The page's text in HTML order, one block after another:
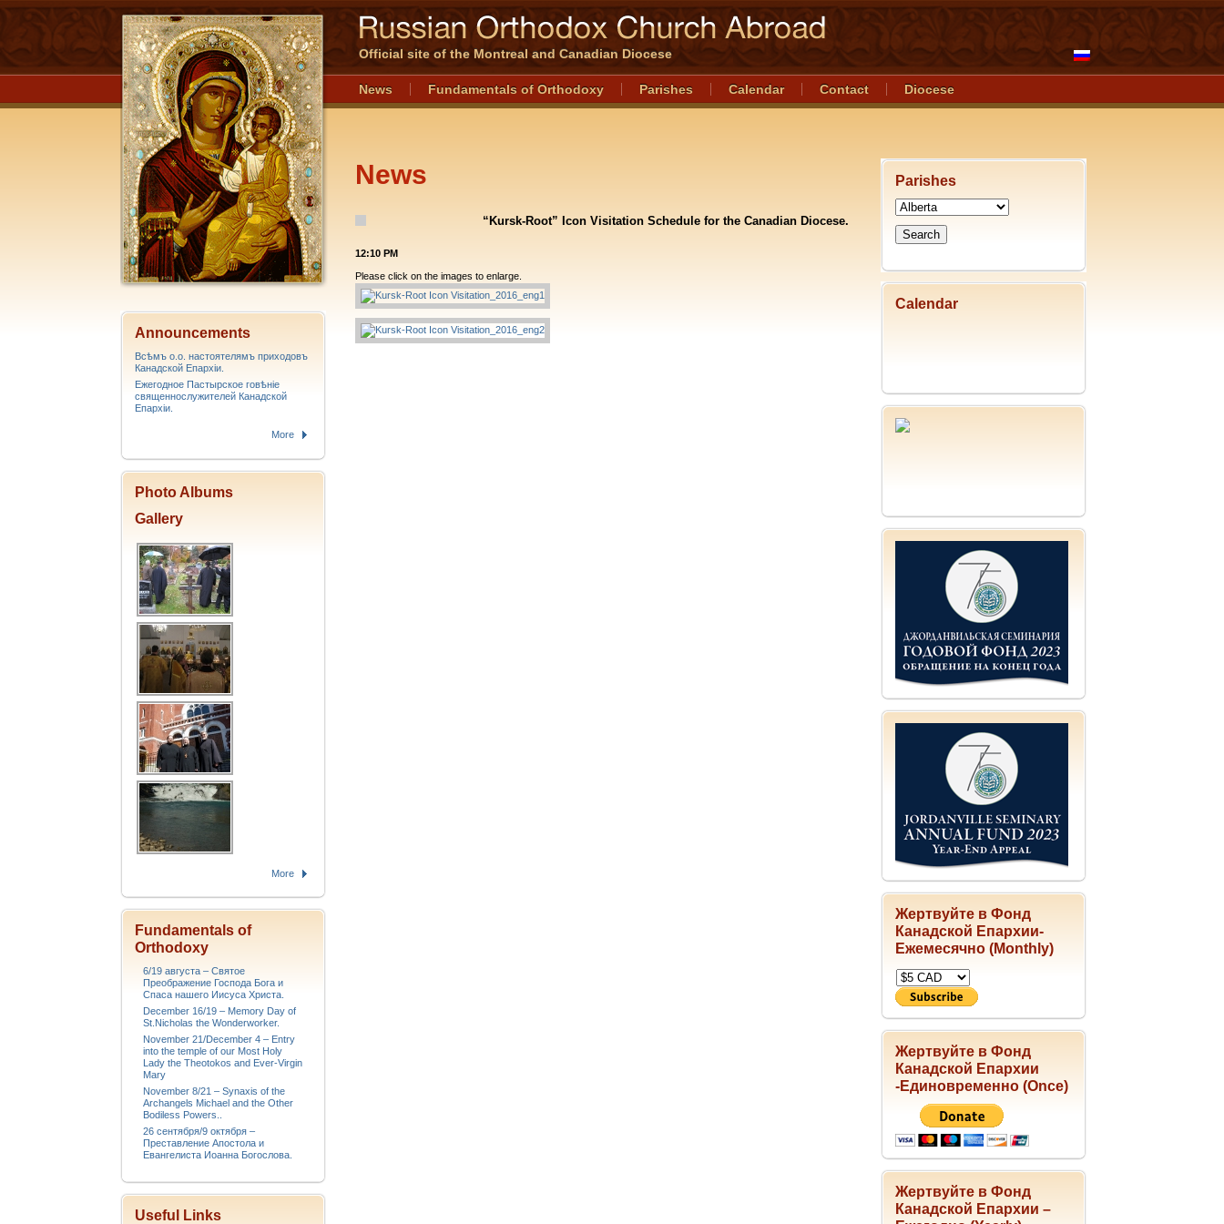
Official site of the Montreal and Canadian Diocese
News Fundamentals of Orthodoxy Parishes Calendar Contact Diocese
Parishes
Calendar
Жертвуйте в Фонд
Канадской Епархии-
Ежемесячно (Monthly)
Жертвуйте в Фонд
Канадской Епархии
-Единовременно (Once)
Жертвуйте в Фонд
Канадской Епархии –
News
“Kursk-Root” Icon Visitation Schedule for the Canadian Diocese.
12:10 PM
Please click on the images to enlarge.
Announcements
Всѣмъ о.о. настоятелямъ приходовъ
Канадской Епархiи.
Ежегодное Пастырское говѣніе
священнослужителей Канадской
Епархіи.
More
Photo Albums
Gallery
More
Fundamentals of
Orthodoxy
6/19 августа – Святое
Преображение Господа Бога и
Спаса нашего Иисуса Христа.
December 16/19 – Memory Day of
St.Nicholas the Wonderworker.
November 21/December 4 – Entry
into the temple of our Most Holy
Lady the Theotokos and Ever-Virgin
Mary
November 8/21 – Synaxis of the
Archangels Michael and the Other
Bodiless Powers..
26 сентября/9 октября –
Преставление Апостола и
Евангелиста Иоанна Богослова.
Useful Links